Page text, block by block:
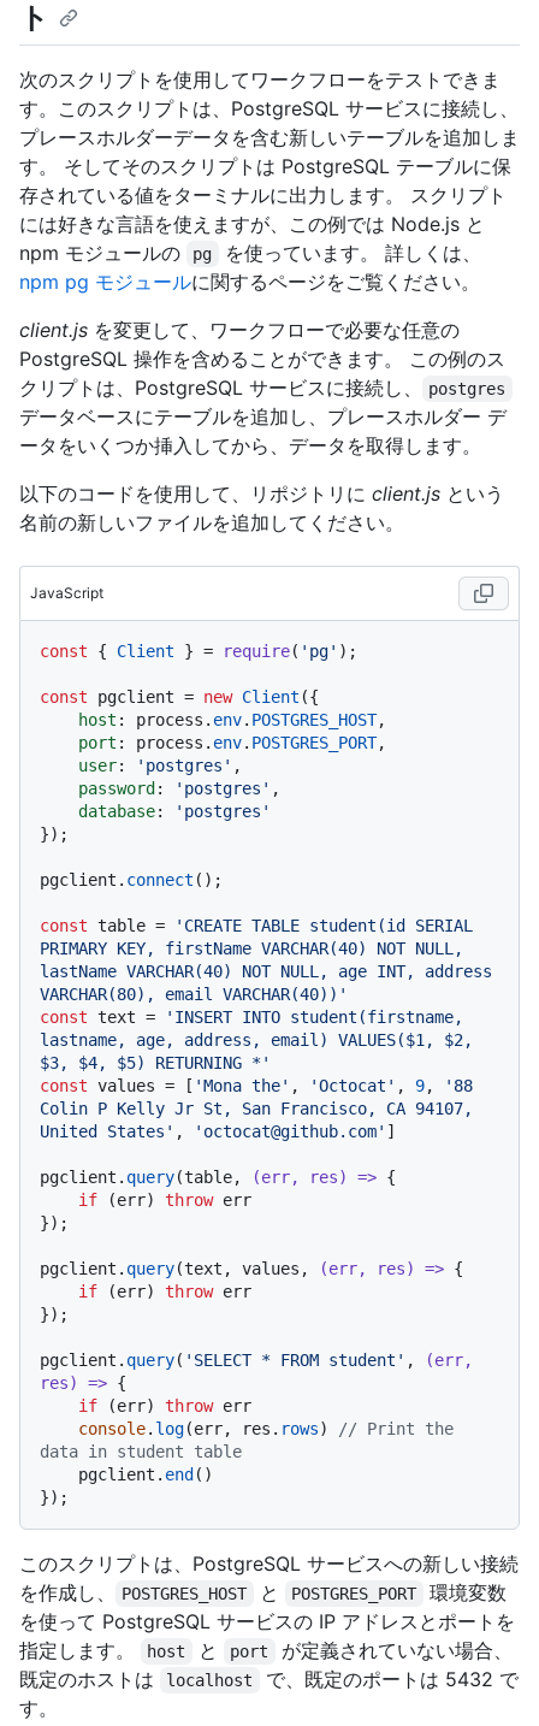
ト
次のスクリプトを使用してワークフローをテストできま
す。このスクリプトは、PostgreSQL サービスに接続し、
プレースホルダーデータを含む新しいテーブルを追加しま
す。 そしてそのスクリプトは PostgreSQL テーブルに保
存されている値をターミナルに出力します。 スクリプト
には好きな言語を使えますが、この例では Node.js と
npm モジュールの
pg
を使っています。 詳しくは、
npm pg モジュールに関するページをご覧ください。
client.js を変更して、ワークフローで必要な任意の
PostgreSQL 操作を含めることができます。 この例のス
クリプトは、PostgreSQL サービスに接続し、
postgres
データベースにテーブルを追加し、プレースホルダー デ
ータをいくつか挿入してから、データを取得します。
以下のコードを使用して、リポジトリに client.js という
名前の新しいファイルを追加してください。
JavaScript
const { Client } = require( 'pg' );
const pgclient = new Client ({
host : process. env. POSTGRES_HOST,
port : process. env. POSTGRES_PORT,
user: 'postgres' ,
password : 'postgres' ,
database:
'postgres'
});
pgclient. connect ();
const table =
'CREATE TABLE student(id SERIAL
PRIMARY KEY, firstName VARCHAR(40) NOT NULL,
lastName VARCHAR(40) NOT NULL, age INT, address
VARCHAR(80), email VARCHAR(40))'
const text =
'INSERT INTO student(firstname,
lastname, age, address, email) VALUES($1, $2,
$3, $4, $5) RETURNING *'
const values = [ 'Mona the' , 'Octocat' , 9,
'88
Colin P Kelly Jr St, San Francisco, CA 94107,
United States' , 'octocat@github.com' ]
pgclient. query(table, (err, res) => {
if (err) throw err
});
pgclient. query(text, values, (err, res) => {
if (err) throw err
});
pgclient. query( 'SELECT * FROM student' , (err,
res) => {
if (err) throw err
console. log(err, res. rows)
// Print the
data in student table
    pgclient.
end ()
このスクリプトは、PostgreSQL サービスへの新しい接続
を作成し、
POSTGRES_HOST と POSTGRES_PORT
環境変数
を使って PostgreSQL サービスの IP アドレスとポートを
指定します。
host と port
が定義されていない場合、
既定のホストは
localhost
で、既定のポートは 5432 で
す。